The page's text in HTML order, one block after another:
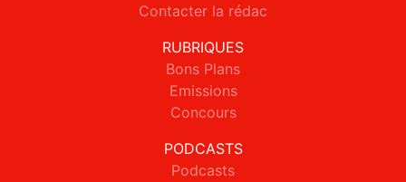
Contacter la rédac
RUBRIQUES
Bons Plans
Emissions
Concours
PODCASTS
Podcasts